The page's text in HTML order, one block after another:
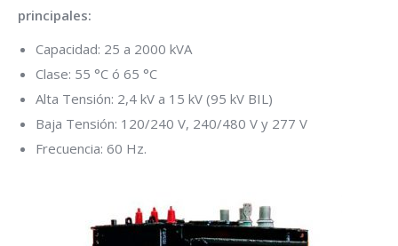
principales:
Capacidad: 25 a 2000 kVA
Clase: 55 °C ó 65 °C
Alta Tensión: 2,4 kV a 15 kV (95 kV BIL)
Baja Tensión: 120/240 V, 240/480 V y 277 V
Frecuencia: 60 Hz.